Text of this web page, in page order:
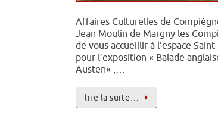
Affaires Culturelles de
Jean Moulin de Margny les
de vous accueillir à l’espace
pour l’exposition « Balade
Austen« ,…
lire la suite…